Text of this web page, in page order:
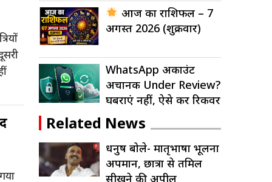
आज का राशिफल – 7
अगस्त 2026 (शुक्रवार)
WhatsApp अकाउंट
अचानक Under Review?
घबराएं नहीं, ऐसे करें रिकवर
Related News
धनुष बोले- मातृभाषा भूलना
अपमान, छात्रों से तमिल
सीखने की अपील